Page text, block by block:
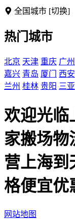
全国城市 [切换]
热门城市
北京 天津 重庆 广州
嘉兴 青岛 厦门 西安
兰州 桂林 贵阳 三亚
欢迎光临
家搬场物
营上海到
格便宜优
网站地图